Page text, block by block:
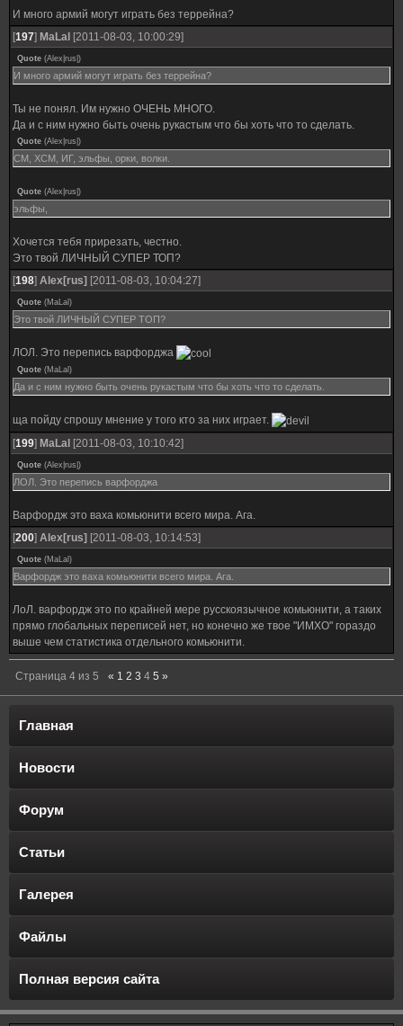
И много армий могут играть без террейна?
[197] MaLal [2011-08-03, 10:00:29]
Quote (Alex|rus| )
И много армий могут играть без террейна?
Ты не понял. Им нужно ОЧЕНЬ МНОГО.
Да и с ним нужно быть очень рукастым что бы хоть что то сделать.
Quote (Alex|rus| )
СМ, ХСМ, ИГ, эльфы, орки, волки.
Quote (Alex|rus| )
эльфы,
Хочется тебя прирезать, честно.
Это твой ЛИЧНЫЙ СУПЕР ТОП?
[198] Alex[rus] [2011-08-03, 10:04:27]
Quote (MaLal )
Это твой ЛИЧНЫЙ СУПЕР ТОП?
ЛОЛ. Это перепись варфорджа
Quote (MaLal )
Да и с ним нужно быть очень рукастым что бы хоть что то сделать.
ща пойду спрошу мнение у того кто за них играет.
[199] MaLal [2011-08-03, 10:10:42]
Quote (Alex|rus| )
ЛОЛ. Это перепись варфорджа
Варфордж это ваха комьюнити всего мира. Ага.
[200] Alex[rus] [2011-08-03, 10:14:53]
Quote (MaLal )
Варфордж это ваха комьюнити всего мира. Ага.
ЛоЛ. варфордж это по крайней мере русскоязычное комьюнити, а таких
прямо глобальных переписей нет, но конечно же твое "ИМХО" гораздо
выше чем статистика отдельного комьюнити.
Страница 4 из 5 « 1 2 3 4 5 »
Главная
Новости
Форум
Статьи
Галерея
Файлы
Полная версия сайта